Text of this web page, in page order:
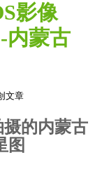
影像
内蒙古
文章
的内蒙古
图
Online